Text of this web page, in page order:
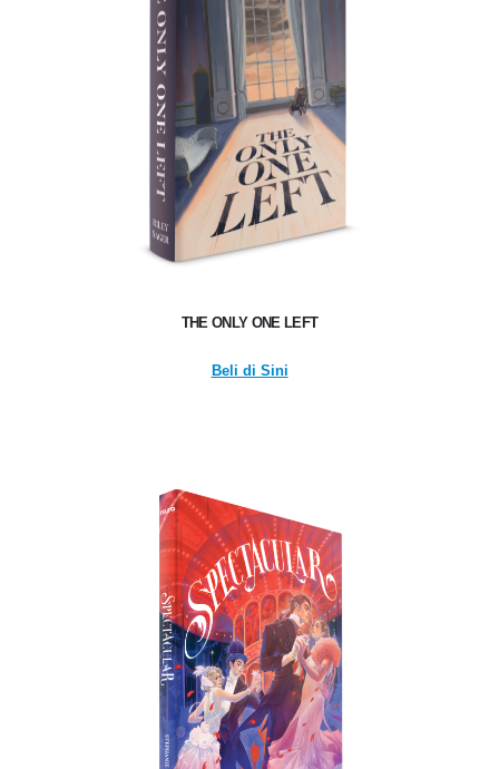
THE ONLY ONE LEFT
Beli di Sini